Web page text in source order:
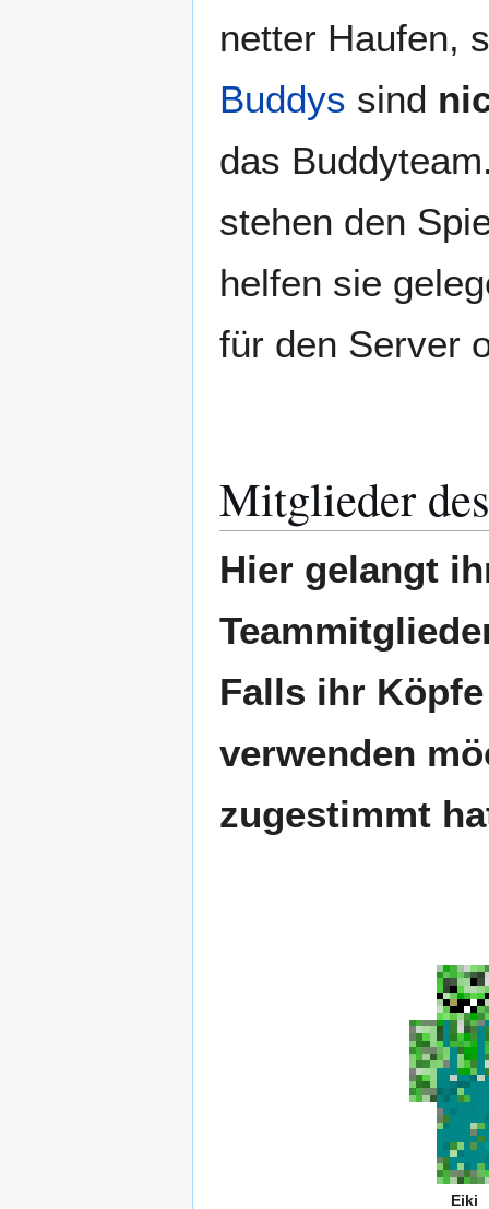
netter Haufen,
Buddys sind
das
stehen den
helfen sie
für den Server
Mitglieder
Hier gelangt
Falls ihr
verwenden
zugestimmt
Eiki